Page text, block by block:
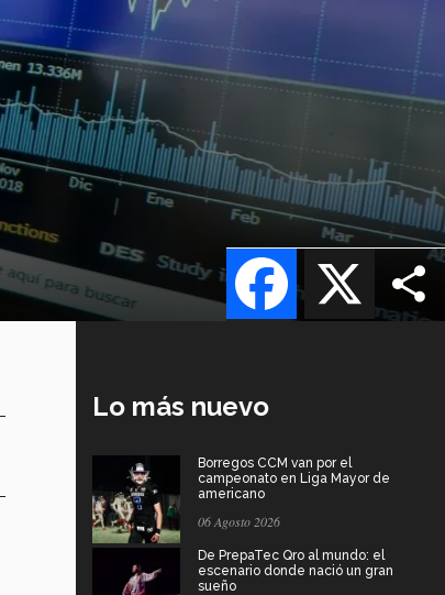
X
Facebook
Lo más nuevo
Borregos CCM van por el
campeonato en Liga Mayor de
americano
06 Agosto 2026
De PrepaTec Qro al mundo: el
escenario donde nació un gran
sueño